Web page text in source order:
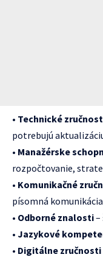
• Technické
potrebujú
• Manažérske
rozpočtovanie,
• Komunikačné
písomná komunikácia
• Odborné znalosti–
• Jazykové
• Digitálne zručnosti